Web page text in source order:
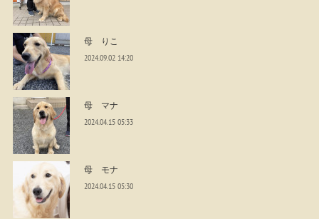
母 りこ
2024.09.02 14:20
母 マナ
2024.04.15 05:33
母 モナ
2024.04.15 05:30